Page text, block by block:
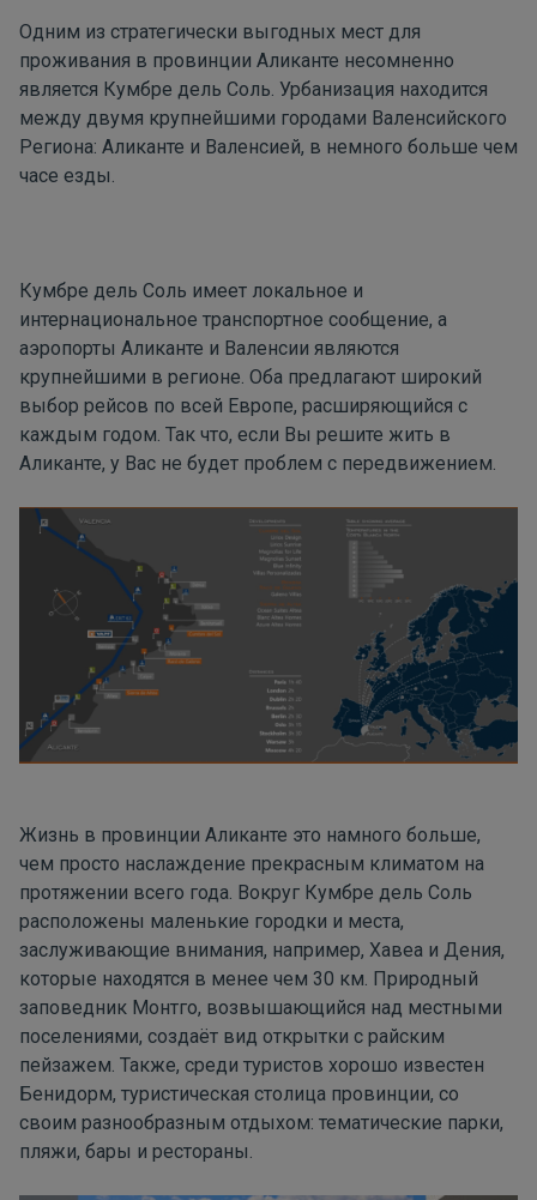
Одним из стратегически выгодных мест для
проживания в провинции Аликанте несомненно
является Кумбре дель Соль. Урбанизация находится
между двумя крупнейшими городами Валенсийского
Региона: Аликанте и Валенсией, в немного больше чем
часе езды.
Кумбре дель Соль имеет локальное и
интернациональное транспортное сообщение, а
аэропорты Аликанте и Валенсии являются
крупнейшими в регионе. Оба предлагают широкий
выбор рейсов по всей Европе, расширяющийся с
каждым годом. Так что, если Вы решите жить в
Аликанте, у Вас не будет проблем с передвижением.
Жизнь в провинции Аликанте это намного больше,
чем просто наслаждение прекрасным климатом на
протяжении всего года. Вокруг Кумбре дель Соль
расположены маленькие городки и места,
заслуживающие внимания, например, Хавеа и Дения,
которые находятся в менее чем 30 км. Природный
заповедник Монтго, возвышающийся над местными
поселениями, создаёт вид открытки с райским
пейзажем. Также, среди туристов хорошо известен
Бенидорм, туристическая столица провинции, со
своим разнообразным отдыхом: тематические парки,
пляжи, бары и рестораны.